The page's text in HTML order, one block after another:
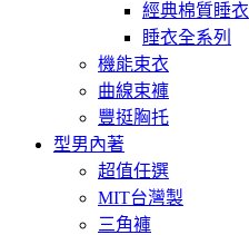
經典棉質睡衣
睡衣全系列
機能束衣
曲線束褲
豐挺胸托
型男內著
超值任選
MIT台灣製
三角褲